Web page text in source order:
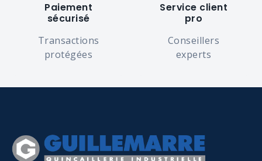
Paiement
sécurisé
Transactions
protégées
Service client
pro
Conseillers
experts